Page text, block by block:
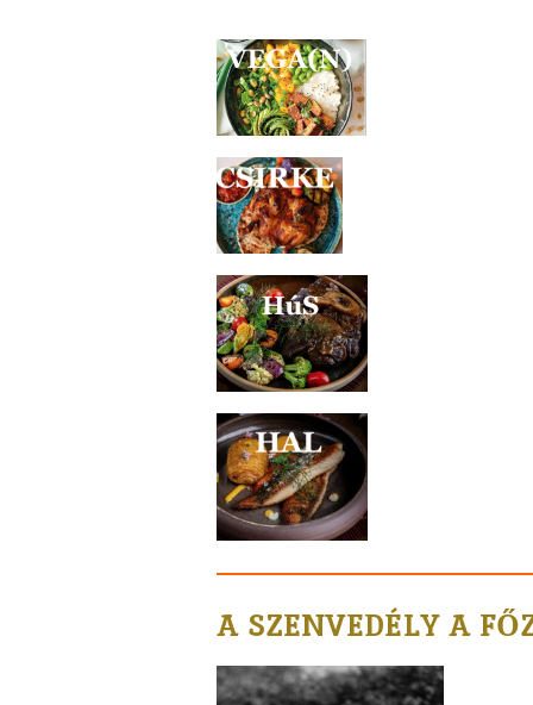
A SZENVEDÉLY A